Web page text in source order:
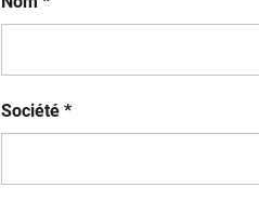
Société *